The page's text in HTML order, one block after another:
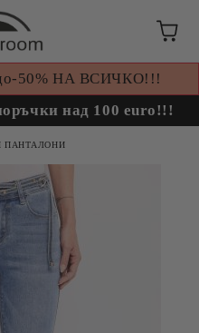
50% НА ВСИЧКО!!!
над 100 euro!!!
ПАНТАЛОНИ